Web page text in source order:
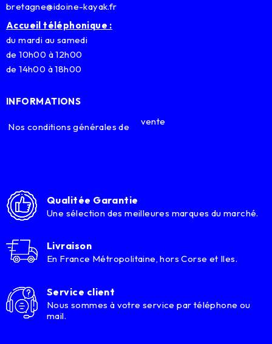
bretagne@idoine-kayak.fr
Accueil téléphonique :
du mardi au samedi
de 10h00 à 12h00
de 14h00 à 18h00
INFORMATIONS
Nos conditions générales de vente
Qualitée Garantie
Une sélection des meilleures marques du marché.
Livraison
En France Métropolitaine, hors Corse et Iles.
Service client
Nous sommes à votre service par téléphone ou
mail.